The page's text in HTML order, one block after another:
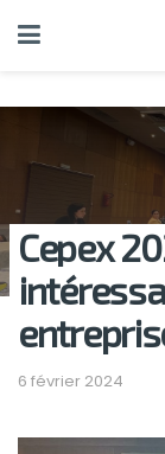
Cepex
6 février 2024